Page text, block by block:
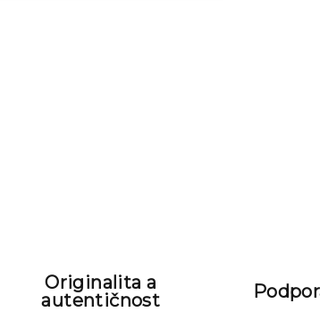
Originalita a
autentičnost